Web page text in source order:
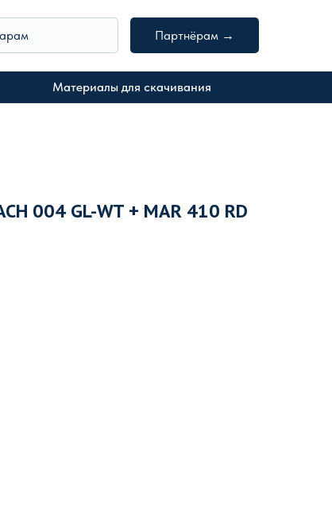
Партнёрам →
Материалы для скачивания
004 GL-WT + MAR 410 RD